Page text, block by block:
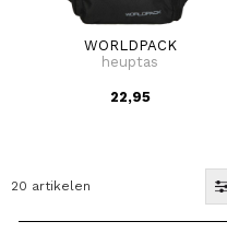
WORLDPACK
heuptas
22,95
20 artikelen